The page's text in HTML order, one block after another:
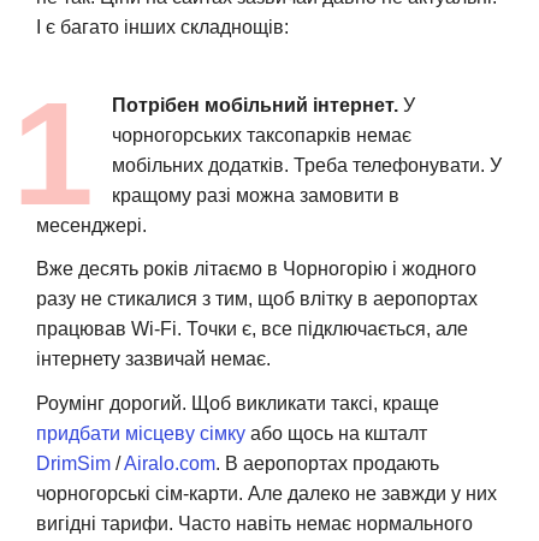
І є багато інших складнощів:
Потрібен мобільний інтернет. У
чорногорських таксопарків немає
мобільних додатків. Треба телефонувати. У
кращому разі можна замовити в
месенджері.
Вже десять років літаємо в Чорногорію і жодного
разу не стикалися з тим, щоб влітку в аеропортах
працював Wi-Fi. Точки є, все підключається, але
інтернету зазвичай немає.
Роумінг дорогий. Щоб викликати таксі, краще
придбати місцеву сімку або щось на кшталт
DrimSim /Airalo.com. В аеропортах продають
чорногорські сім-карти. Але далеко не завжди у них
вигідні тарифи. Часто навіть немає нормального